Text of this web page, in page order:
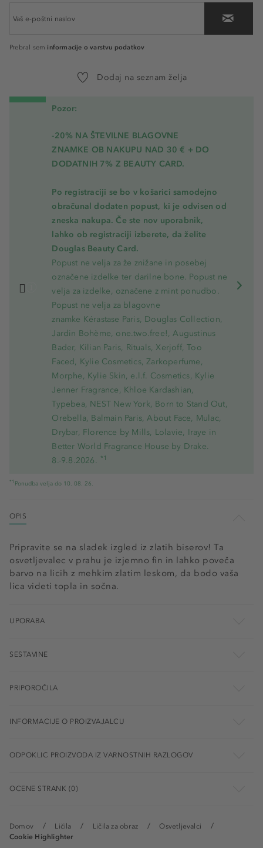
Domov Ličila Ličila za obraz
Osvetljevalci
Cookie Highlighter
Prebral sem informacije o varstvu podatkov
Dodaj na seznam želja
Pozor:
-20% NA ŠTEVILNE BLAGOVNE
ZNAMKE OB NAKUPU NAD 30 € + DO
DODATNIH 7% Z BEAUTY CARD.
Po registraciji se bo v košarici samodejno
obračunal dodaten popust, ki je odvisen od
zneska nakupa. Če ste nov uporabnik,
lahko ob registraciji izberete, da želite
Douglas Beauty Card.
Popust ne velja za že znižane in posebej
označene izdelke ter darilne bone. Popust ne
velja za izdelke, označene z mint ponudbo.
Popust ne velja za blagovne
znamke Kérastase Paris, Douglas Collection,
Jardin Bohème, one.two.free!, Augustinus
Bader, Kilian Paris, Rituals, Xerjoff, Too
Faced, Kylie Cosmetics, Zarkoperfume,
Morphe, Kylie Skin, e.l.f. Cosmetics, Kylie
Jenner Fragrance, Khloe Kardashian,
Typebea, NEST New York, Born to Stand Out,
Orebella, Balmain Paris, About Face, Mulac,
Drybar, Florence by Mills, Lolavie, Iraye in
Better World Fragrance House by Drake.
8.-9.8.2026. *1
*1 Ponudba velja do 10. 08. 26.
OPIS
Pripravite se na sladek izgled iz zlatih biserov! Ta
osvetljevalec v prahu je izjemno fin in lahko poveča
barvo na licih z mehkim zlatim leskom, da bodo vaša
lica videti topla in sočna.
UPORABA
SESTAVINE
PRIPOROČILA
INFORMACIJE O PROIZVAJALCU
ODPOKLIC PROIZVODA IZ VARNOSTNIH RAZLOGOV
OCENE STRANK (0)